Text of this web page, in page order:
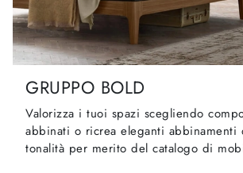
GRUPPO BOLD
Valorizza i tuoi spazi scegliendo
abbinati o ricrea eleganti abbinamenti
tonalità per merito del catalogo di